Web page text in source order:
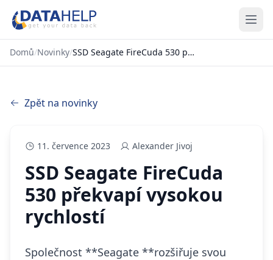
Domů/Novinky/ SSD Seagate FireCuda 530 překvapí vysokou rychlostí
Zpět na novinky
11. července 2023 Alexander Jivoj
SSD Seagate FireCuda
530 překvapí vysokou
rychlostí
Společnost **Seagate **rozšiřuje svou